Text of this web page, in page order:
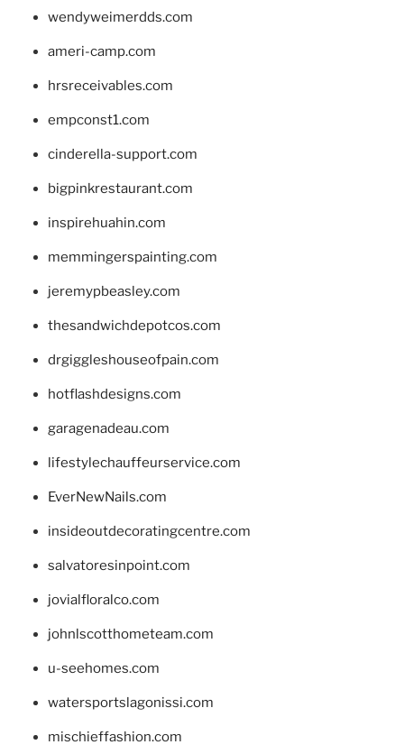
wendyweimerdds.com
ameri-camp.com
hrsreceivables.com
empconst1.com
cinderella-support.com
bigpinkrestaurant.com
inspirehuahin.com
memmingerspainting.com
jeremypbeasley.com
thesandwichdepotcos.com
drgiggleshouseofpain.com
hotflashdesigns.com
garagenadeau.com
lifestylechauffeurservice.com
EverNewNails.com
insideoutdecoratingcentre.com
salvatoresinpoint.com
jovialfloralco.com
johnlscotthometeam.com
u-seehomes.com
watersportslagonissi.com
mischieffashion.com